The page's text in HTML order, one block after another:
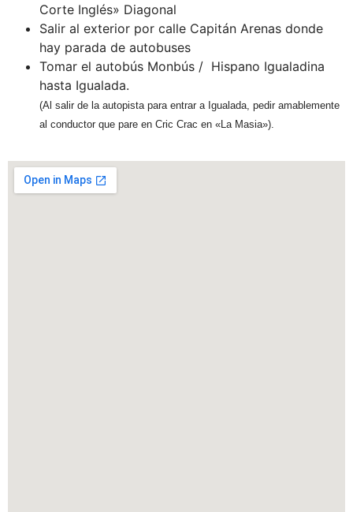
Corte Inglés» Diagonal
Salir al exterior por calle Capitán Arenas donde
hay parada de autobuses
Tomar el autobús Monbús / Hispano Igualadina
hasta Igualada.
(Al salir de la autopista para entrar a Igualada, pedir amablemente
al conductor que pare en Cric Crac en «La Masia»).